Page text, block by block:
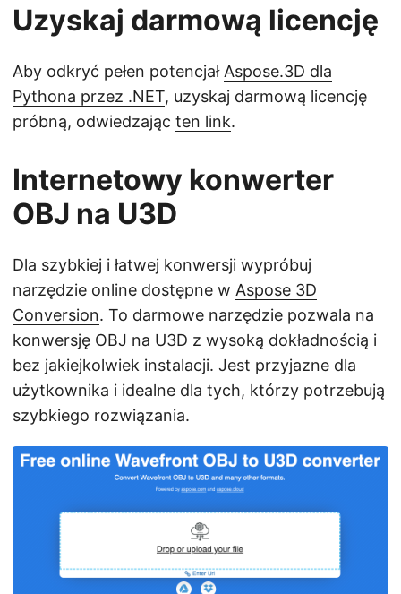
Uzyskaj darmową licencję
Aby odkryć pełen potencjał Aspose.3D dla
Pythona przez .NET, uzyskaj darmową licencję
próbną, odwiedzając ten link.
Internetowy konwerter
OBJ na U3D
Dla szybkiej i łatwej konwersji wypróbuj
narzędzie online dostępne w Aspose 3D
Conversion. To darmowe narzędzie pozwala na
konwersję OBJ na U3D z wysoką dokładnością i
bez jakiejkolwiek instalacji. Jest przyjazne dla
użytkownika i idealne dla tych, którzy potrzebują
szybkiego rozwiązania.